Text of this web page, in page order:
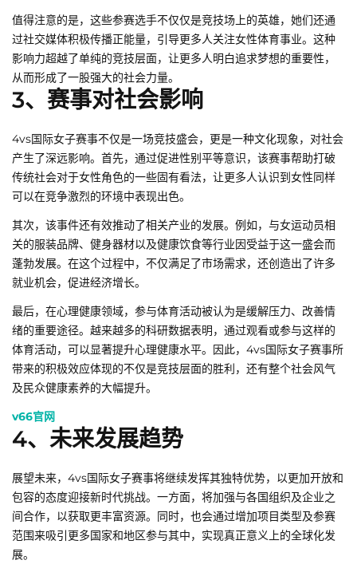
值得注意的是，这些参赛选手不仅仅是竞技场上的英雄，她们还通
过社交媒体积极传播正能量，引导更多人关注女性体育事业。这种
影响力超越了单纯的竞技层面，让更多人明白追求梦想的重要性，
从而形成了一股强大的社会力量。
3、赛事对社会影响
4vs国际女子赛事不仅是一场竞技盛会，更是一种文化现象，对社会
产生了深远影响。首先，通过促进性别平等意识，该赛事帮助打破
传统社会对于女性角色的一些固有看法，让更多人认识到女性同样
可以在竞争激烈的环境中表现出色。
其次，该事件还有效推动了相关产业的发展。例如，与女运动员相
关的服装品牌、健身器材以及健康饮食等行业因受益于这一盛会而
蓬勃发展。在这个过程中，不仅满足了市场需求，还创造出了许多
就业机会，促进经济增长。
最后，在心理健康领域，参与体育活动被认为是缓解压力、改善情
绪的重要途径。越来越多的科研数据表明，通过观看或参与这样的
体育活动，可以显著提升心理健康水平。因此，4vs国际女子赛事所
带来的积极效应体现的不仅是竞技层面的胜利，还有整个社会风气
及民众健康素养的大幅提升。
v66官网
4、未来发展趋势
展望未来，4vs国际女子赛事将继续发挥其独特优势，以更加开放和
包容的态度迎接新时代挑战。一方面，将加强与各国组织及企业之
间合作，以获取更丰富资源。同时，也会通过增加项目类型及参赛
范围来吸引更多国家和地区参与其中，实现真正意义上的全球化发
展。